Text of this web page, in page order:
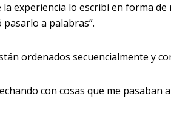
la experiencia lo escribí en forma
a palabras”.
ordenados secuencialmente y
con cosas que me pasaban